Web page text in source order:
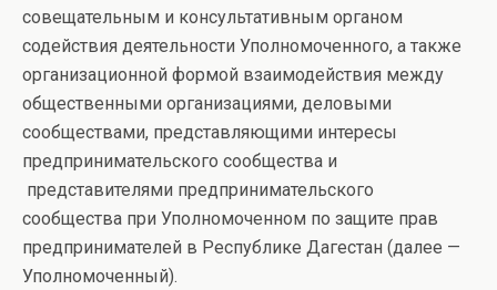
совещательным и консультативным органом
содействия деятельности Уполномоченного, а также
организационной формой взаимодействия между
общественными организациями, деловыми
сообществами, представляющими интересы
предпринимательского сообщества и
представителями предпринимательского
сообщества при Уполномоченном по защите прав
предпринимателей в Республике Дагестан (далее —
Уполномоченный).